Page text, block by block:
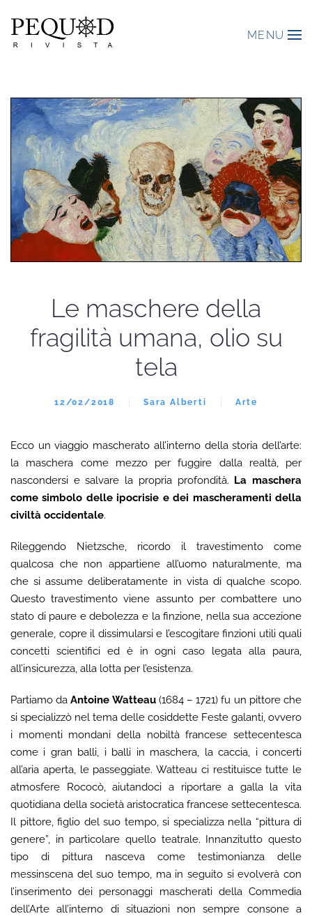
MENU
Le maschere della
fragilità umana, olio su
tela
12/02/2018 Sara Alberti Arte
Ecco un viaggio mascherato all’interno della storia dell’arte:
la maschera come mezzo per fuggire dalla realtà, per
nascondersi e salvare la propria profondità. La maschera
come simbolo delle ipocrisie e dei mascheramenti della
civiltà occidentale.
Rileggendo Nietzsche, ricordo il travestimento come
qualcosa che non appartiene all’uomo naturalmente, ma
che si assume deliberatamente in vista di qualche scopo.
Questo travestimento viene assunto per combattere uno
stato di paure e debolezza e la finzione, nella sua accezione
generale, copre il dissimularsi e l’escogitare finzioni utili quali
concetti scientifici ed è in ogni caso legata alla paura,
all’insicurezza, alla lotta per l’esistenza.
Partiamo daAntoine Watteau (1684 – 1721) fu un pittore che
si specializzò nel tema delle cosiddette Feste galanti, ovvero
i momenti mondani della nobiltà francese settecentesca
come i gran balli, i balli in maschera, la caccia, i concerti
all’aria aperta, le passeggiate. Watteau ci restituisce tutte le
atmosfere Rococò, aiutandoci a riportare a galla la vita
quotidiana della società aristocratica francese settecentesca.
Il pittore, figlio del suo tempo, si specializza nella “pittura di
genere”, in particolare quello teatrale. Innanzitutto questo
tipo di pittura nasceva come testimonianza delle
messinscena del suo tempo, ma in seguito si evolverà con
l’inserimento dei personaggi mascherati della Commedia
dell’Arte all’interno di situazioni non sempre consone a